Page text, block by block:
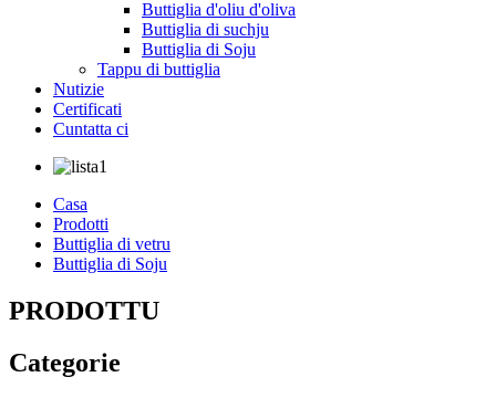
Buttiglia d'oliu d'oliva
Buttiglia di suchju
Buttiglia di Soju
Tappu di buttiglia
Nutizie
Certificati
Cuntatta ci
Casa
Prodotti
Buttiglia di vetru
Buttiglia di Soju
PRODOTTU
Categorie